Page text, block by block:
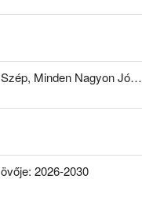
Minden Nagyon Jó…
2026-2030